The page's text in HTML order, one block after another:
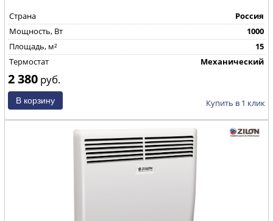
Страна
Россия
Mощность, Вт
1000
Площадь, м²
15
Термостат
Механический
2 380 руб.
Купить в 1 клик